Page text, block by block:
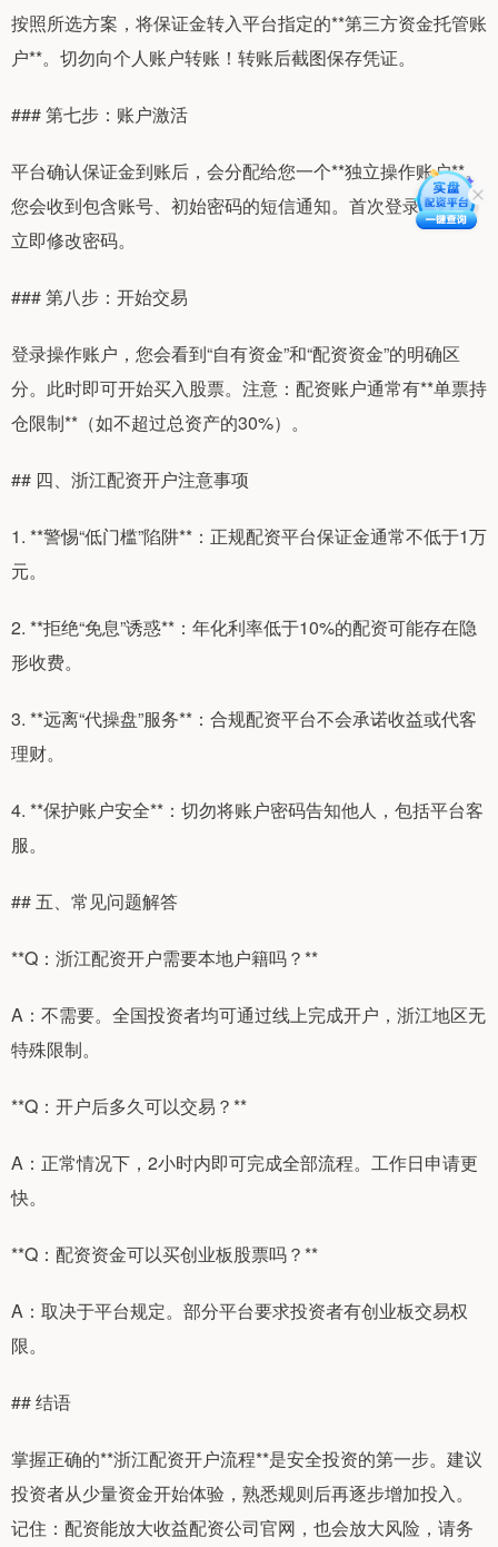
按照所选方案，将保证金转入平台指定的**第三方资金托管账
户**。切勿向个人账户转账！转账后截图保存凭证。
### 第七步：账户激活
平台确认保证金到账后，会分配给您一个**独立操作账户**。
您会收到包含账号、初始密码的短信通知。首次登录后建议
立即修改密码。
### 第八步：开始交易
登录操作账户，您会看到“自有资金”和“配资资金”的明确区
分。此时即可开始买入股票。注意：配资账户通常有**单票持
仓限制**（如不超过总资产的30%）。
## 四、浙江配资开户注意事项
1. **警惕“低门槛”陷阱**：正规配资平台保证金通常不低于1万
元。
2. **拒绝“免息”诱惑**：年化利率低于10%的配资可能存在隐
形收费。
3. **远离“代操盘”服务**：合规配资平台不会承诺收益或代客
理财。
4. **保护账户安全**：切勿将账户密码告知他人，包括平台客
服。
## 五、常见问题解答
**Q：浙江配资开户需要本地户籍吗？**
A：不需要。全国投资者均可通过线上完成开户，浙江地区无
特殊限制。
**Q：开户后多久可以交易？**
A：正常情况下，2小时内即可完成全部流程。工作日申请更
快。
**Q：配资资金可以买创业板股票吗？**
A：取决于平台规定。部分平台要求投资者有创业板交易权
限。
## 结语
掌握正确的**浙江配资开户流程**是安全投资的第一步。建议
投资者从少量资金开始体验，熟悉规则后再逐步增加投入。
记住：配资能放大收益配资公司官网，也会放大风险，请务